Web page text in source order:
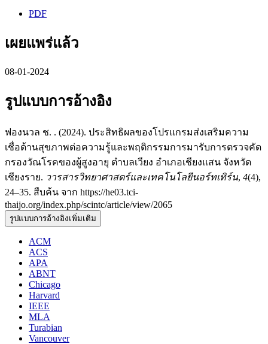
PDF
เผยแพร่แล้ว
08-01-2024
รูปแบบการอ้างอิง
ฟองนวล ช. . (2024). ประสิทธิผลของโปรแกรมส่งเสริมความ
เชื่อด้านสุขภาพต่อความรู้และพฤติกรรมการมารับการตรวจคัด
กรองวัณโรคของผู้สูงอายุ ตำบลเวียง อำเภอเชียงแสน จังหวัด
เชียงราย. วารสารวิทยาศาสตร์และเทคโนโลยีนอร์ทเทิร์น, 4(4),
24–35. สืบค้น จาก https://he03.tci-
thaijo.org/index.php/scintc/article/view/2065
รูปแบบการอ้างอิงเพิ่มเติม
ACM
ACS
APA
ABNT
Chicago
Harvard
IEEE
MLA
Turabian
Vancouver